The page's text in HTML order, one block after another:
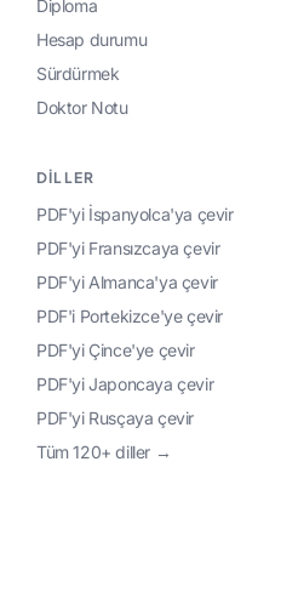
Diploma
Hesap durumu
Sürdürmek
Doktor Notu
DILLER
PDF'yi İspanyolca'ya çevir
PDF'yi Fransızcaya çevir
PDF'yi Almanca'ya çevir
PDF'i Portekizce'ye çevir
PDF'yi Çince'ye çevir
PDF'yi Japoncaya çevir
PDF'yi Rusçaya çevir
Tüm 120+ diller →